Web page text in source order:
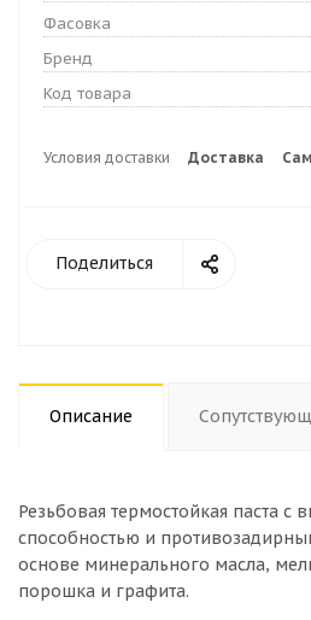
Фасовка
Бренд
Код товара
Условия доставки Доставка
Поделиться
Описание
Резьбовая термостойкая паста с
способностью и
основе минерального масла,
порошка и графита.